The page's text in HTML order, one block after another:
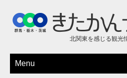
北関東を感じる観光
Menu